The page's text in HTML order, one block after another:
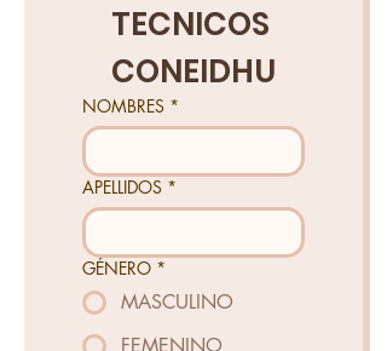
TECNICOS
CONEIDHU
NOMBRES *
APELLIDOS *
GÉNERO *
MASCULINO
FEMENINO